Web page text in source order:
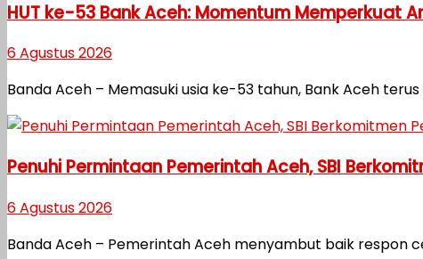
HUT ke-53 Bank Aceh: Momentum Memperkuat
6 Agustus 2026
Banda Aceh – Memasuki usia ke-53 tahun, Bank Aceh
Penuhi Permintaan Pemerintah Aceh, SBI
6 Agustus 2026
Banda Aceh – Pemerintah Aceh menyambut baik respon